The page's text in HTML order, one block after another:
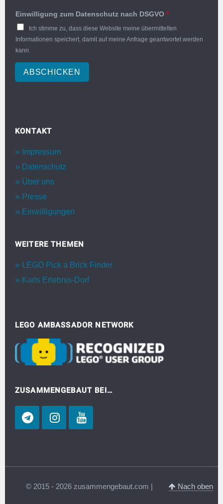
Einwilligung zum Datenschutz nach DSGVO *
Ich stimme zu, dass diese Website meine übermittelten
Informationen speichert, damit auf meine Anfrage geantwortet werden
kann.
ABSCHICKEN
KONTAKT
Impressum
Datenschutz
Über uns
Presse
Einwilligungen
WEITERE THEMEN
LEGO Pick a Brick Finder
Karls Erlebnis-Dorf
LEGO AMBASSADOR NETWORK
ZUSAMMENGEBAUT BEI…
© 2015 - 2026 zusammengebaut.com | Nach oben